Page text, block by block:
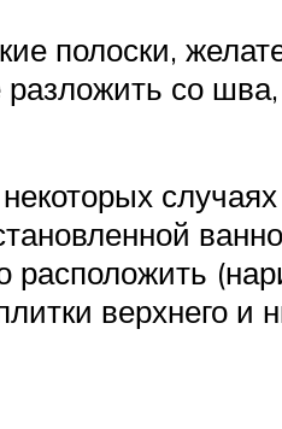
полоски,
разложить со
расположить
верхнего и